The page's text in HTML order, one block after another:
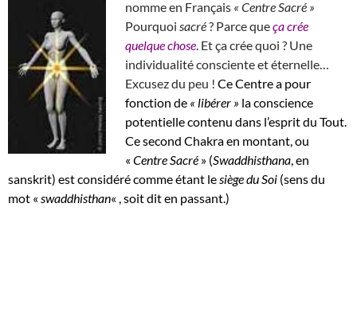
nomme en Français « Centre Sacré »
Pourquoi sacré? Parce queça crée
quelque chose . Et ça crée quoi ? Une
individualité consciente et éternelle…
Excusez du peu ! Ce Centre a pour
fonction de « libérer » la conscience
potentielle contenu dans l’esprit du Tout.
Ce second Chakra en montant, ou
« Centre Sacré » (Swaddhisthana , en
sanskrit) est considéré comme étant le siège du Soi (sens du
mot « swaddhisthan« , soit dit en passant.)